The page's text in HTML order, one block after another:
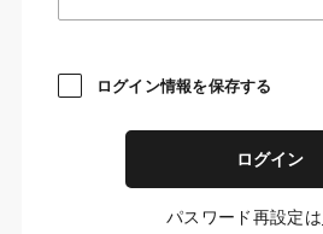
ログイン情報を保存する
ログイン
パスワード再設定は